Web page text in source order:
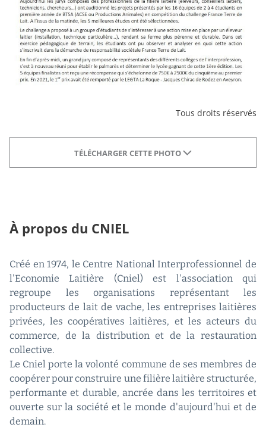
Tous droits réservés
TÉLÉCHARGER CETTE PHOTO
À propos du CNIEL
Créé en 1974, le Centre National Interprofessionnel de
l'Economie Laitière (Cniel) est l'association qui
regroupe les organisations représentant les
producteurs de lait de vache, les entreprises laitières
privées, les coopératives laitières, et les acteurs du
commerce, de la distribution et de la restauration
collective.
Le Cniel porte la volonté commune de ses membres de
coopérer pour construire une filière laitière structurée,
performante et durable, ancrée dans les territoires et
ouverte sur la société et le monde d'aujourd'hui et de
demain.